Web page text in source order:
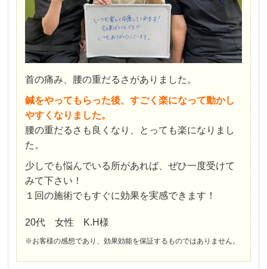
首の痛み、腰の重だるさがありました。
鍼をやってもらった後、すごく楽になって動かし
やすくなりました。
腰の重だるさも良くなり、とっても楽になりまし
た。
少しでも悩んでいる所があれば、ぜひ一度受けて
みて下さい！
１回の施術でもすぐに効果を実感できます！
20代 女性 K.H様
※お客様の感想であり、効果効能を保証するものではありません。